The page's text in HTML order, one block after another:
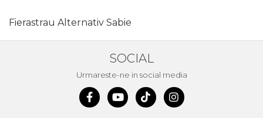
Letcoane & Consumabile
Pistol de lipit si accesorii
Suflante cu Aer Cald
Fierastrau Alternativ Sabie
SOCIAL
Urmareste-ne in social media